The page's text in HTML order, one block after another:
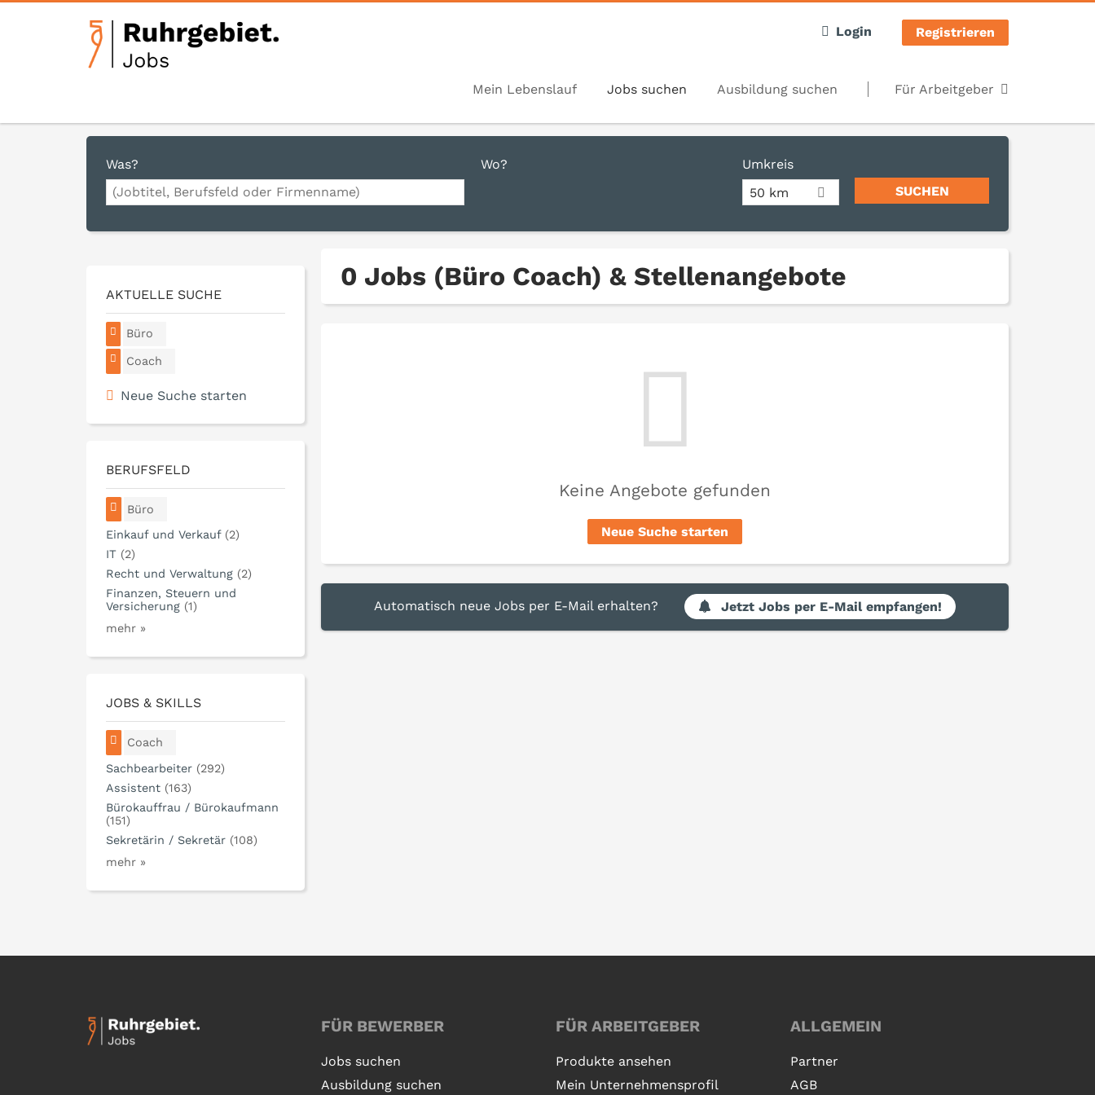
Login Registrieren
Mein Lebenslauf Jobs suchen Ausbildung suchen Für Arbeitgeber
Was? Wo?
Umkreis
50 km
0 Jobs (Büro Coach) & Stellenangebote
Keine Angebote gefunden
Neue Suche starten
Automatisch neue Jobs per E-Mail erhalten? Jetzt Jobs per E-Mail empfangen!
AKTUELLE SUCHE
Büro
Coach
Neue Suche starten
BERUFSFELD
Büro
Einkauf und Verkauf (2)
IT (2)
Recht und Verwaltung (2)
Finanzen, Steuern und
Versicherung (1)
mehr »
JOBS & SKILLS
Coach
Sachbearbeiter (292)
Assistent (163)
Bürokauffrau / Bürokaufmann
(151)
Sekretärin / Sekretär (108)
mehr »
FÜR BEWERBER
Jobs suchen
Ausbildung suchen
FÜR ARBEITGEBER
Produkte ansehen
Mein Unternehmensprofil
ALLGEMEIN
Partner
AGB